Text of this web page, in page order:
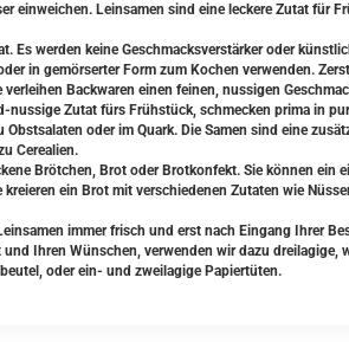
einweichen. Leinsamen sind eine leckere Zutat für
Es werden keine Geschmacksverstärker oder
in gemörserter Form zum Kochen verwenden.
Backwaren einen feinen, nussigen
nussige Zutat fürs Frühstück, schmecken prima in
oder im Quark. Die Samen sind eine
Cerealien.
Brötchen, Brot oder Brotkonfekt. Sie können ein
ein Brot mit verschiedenen Zutaten wie
immer frisch und erst nach Eingang Ihrer
Ihren Wünschen, verwenden wir dazu dreilagige,
oder ein- und zweilagige Papiertüten.